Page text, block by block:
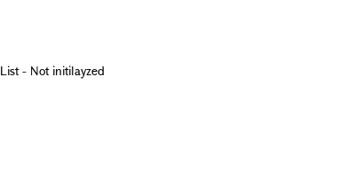
List - Not initilayzed